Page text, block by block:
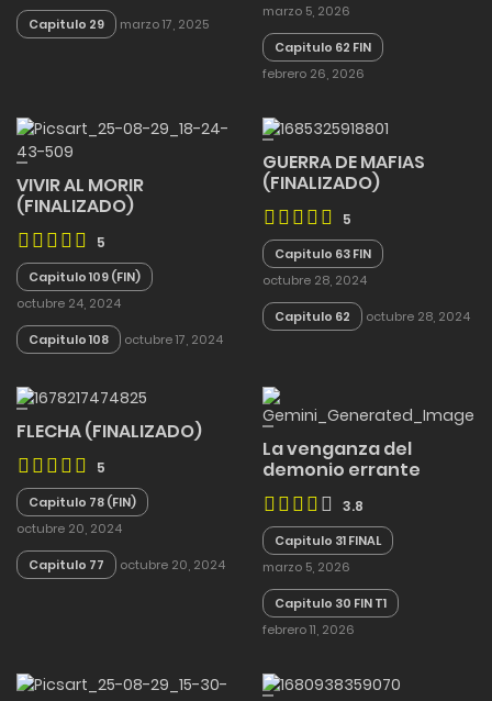
Capitulo 29 marzo 17, 2025
marzo 5, 2026
Capitulo 62 FIN
febrero 26, 2026
VIVIR AL MORIR
(FINALIZADO)
5
Capitulo 109 (FIN)
octubre 24, 2024
Capitulo 108 octubre 17, 2024
GUERRA DE MAFIAS
(FINALIZADO)
5
Capitulo 63 FIN
octubre 28, 2024
Capitulo 62 octubre 28, 2024
FLECHA (FINALIZADO)
5
Capitulo 78 (FIN)
octubre 20, 2024
Capitulo 77 octubre 20, 2024
La venganza del
demonio errante
3.8
Capitulo 31 FINAL
marzo 5, 2026
Capitulo 30 FIN T1
febrero 11, 2026